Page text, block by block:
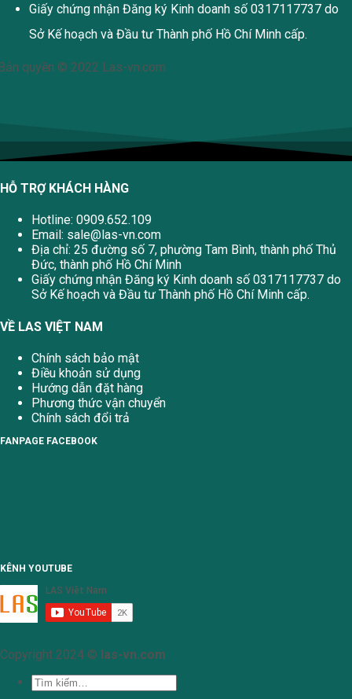
Giấy chứng nhận Đăng ký Kinh doanh số 0317117737 do
Sở Kế hoạch và Đầu tư Thành phố Hồ Chí Minh cấp.
quyền © 2022 Las-vn.com
HỖ TRỢ KHÁCH HÀNG
Hotline: 0909.652.109
Email: sale@las-vn.com
Địa chỉ: 25 đường số 7, phường Tam Bình, thành phố Thủ
Đức, thành phố Hồ Chí Minh
Giấy chứng nhận Đăng ký Kinh doanh số 0317117737 do
Sở Kế hoạch và Đầu tư Thành phố Hồ Chí Minh cấp.
VỀ LAS VIỆT NAM
Chính sách bảo mật
Điều khoản sử dụng
Hướng dẫn đặt hàng
Phương thức vận chuyển
Chính sách đổi trả
FANPAGE FACEBOOK
KÊNH YOUTUBE
Copyright 2024 © las-vn.com
Tìm